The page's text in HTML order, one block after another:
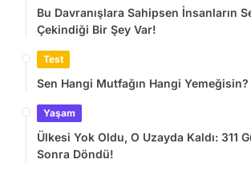
Bu Davranışlara Sahipsen İnsanların
Çekindiği Bir Şey Var!
Test
Sen Hangi Mutfağın Hangi Yemeğisin?
Yaşam
Ülkesi Yok Oldu, O Uzayda Kaldı: 311
Sonra Döndü!